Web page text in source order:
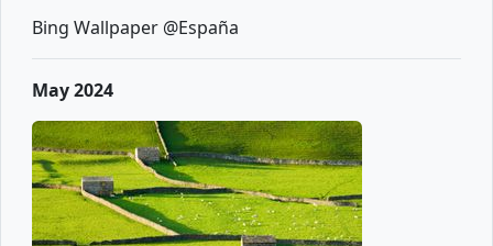
Bing Wallpaper @España
May 2024